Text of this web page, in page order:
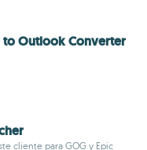
to Outlook Converter
cliente para GOG y Epic